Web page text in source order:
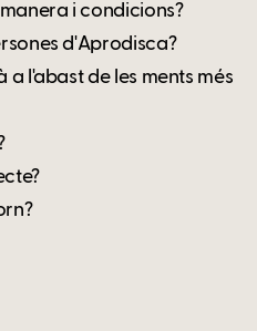
i condicions?
d'Aprodisca?
a l'abast de les ments més